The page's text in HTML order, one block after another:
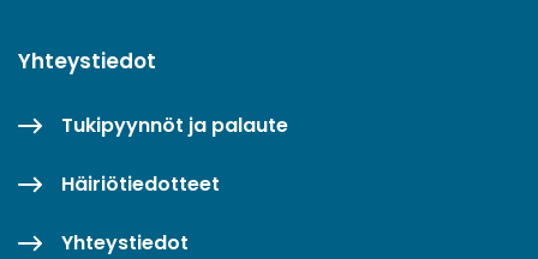
Yhteystiedot
Tukipyynnöt ja palaute
Häiriötiedotteet
Yhteystiedot